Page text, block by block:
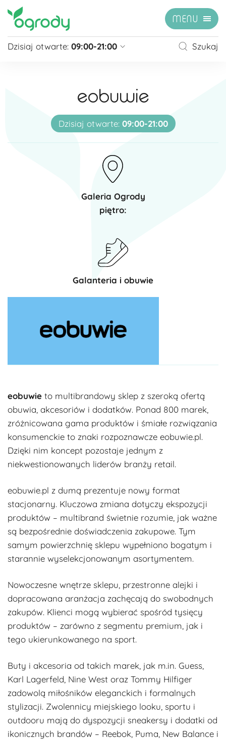
MENU
Dzisiaj otwarte: 09:00-21:00
zamknięte
Niedziela handlowa
10:00 - 20:00
zobacz więcej »
Szukaj
eobuwie
Dzisiaj otwarte: 09:00-21:00
Galeria Ogrody
piętro:
Galanteria i obuwie
eobuwie to multibrandowy sklep z szeroką ofertą
obuwia, akcesoriów i dodatków. Ponad 800 marek,
zróżnicowana gama produktów i śmiałe rozwiązania
konsumenckie to znaki rozpoznawcze eobuwie.pl.
Dzięki nim koncept pozostaje jednym z
niekwestionowanych liderów branży retail.
eobuwie.pl z dumą prezentuje nowy format
stacjonarny. Kluczowa zmiana dotyczy ekspozycji
produktów – multibrand świetnie rozumie, jak ważne
są bezpośrednie doświadczenia zakupowe. Tym
samym powierzchnię sklepu wypełniono bogatym i
starannie wyselekcjonowanym asortymentem.
Nowoczesne wnętrze sklepu, przestronne alejki i
dopracowana aranżacja zachęcają do swobodnych
zakupów. Klienci mogą wybierać spośród tysięcy
produktów – zarówno z segmentu premium, jak i
tego ukierunkowanego na sport.
Buty i akcesoria od takich marek, jak m.in. Guess,
Karl Lagerfeld, Nine West oraz Tommy Hilfiger
zadowolą miłośników eleganckich i formalnych
stylizacji. Zwolennicy miejskiego looku, sportu i
outdooru mają do dyspozycji sneakersy i dodatki od
ikonicznych brandów – Reebok, Puma, New Balance i